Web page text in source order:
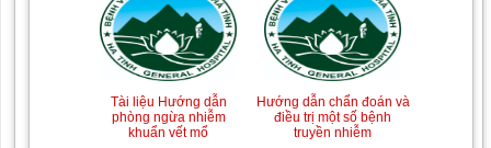
Tài liệu Hướng dẫn
phòng ngừa nhiễm
khuẩn vết mổ
Hướng dẫn chẩn đoán và
điều trị một số bệnh
truyền nhiễm